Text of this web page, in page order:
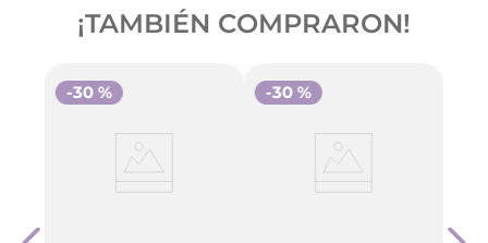
¡TAMBIÉN COMPRARON!
-30 % -30 %